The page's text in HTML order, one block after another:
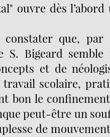
ouvre dès
que, par
S. Bigeard
et de
travail scolaire,
bon le
peut-être un
de